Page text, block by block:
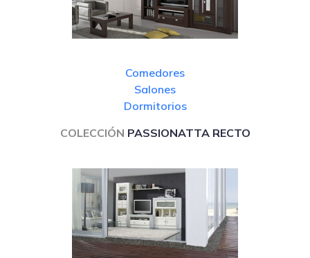
Comedores
Salones
Dormitorios
COLECCIÓN PASSIONATTA RECTO